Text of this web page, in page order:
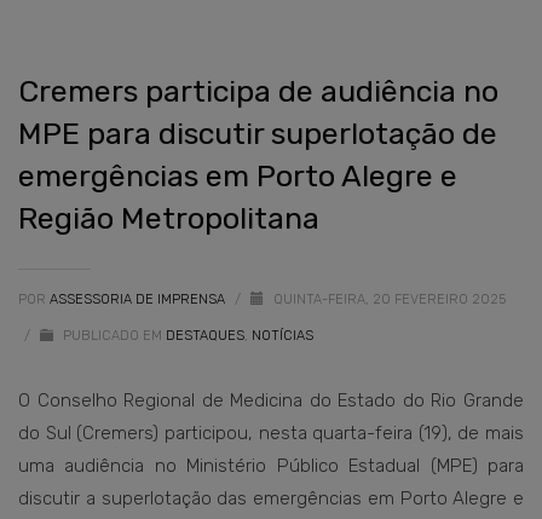
Cremers participa de audiência no
MPE para discutir superlotação de
emergências em Porto Alegre e
Região Metropolitana
POR ASSESSORIA DE IMPRENSA / QUINTA-FEIRA, 20 FEVEREIRO 2025
/ PUBLICADO EM DESTAQUES, NOTÍCIAS
O Conselho Regional de Medicina do Estado do Rio Grande
do Sul (Cremers) participou, nesta quarta-feira (19), de mais
uma audiência no Ministério Público Estadual (MPE) para
discutir a superlotação das emergências em Porto Alegre e